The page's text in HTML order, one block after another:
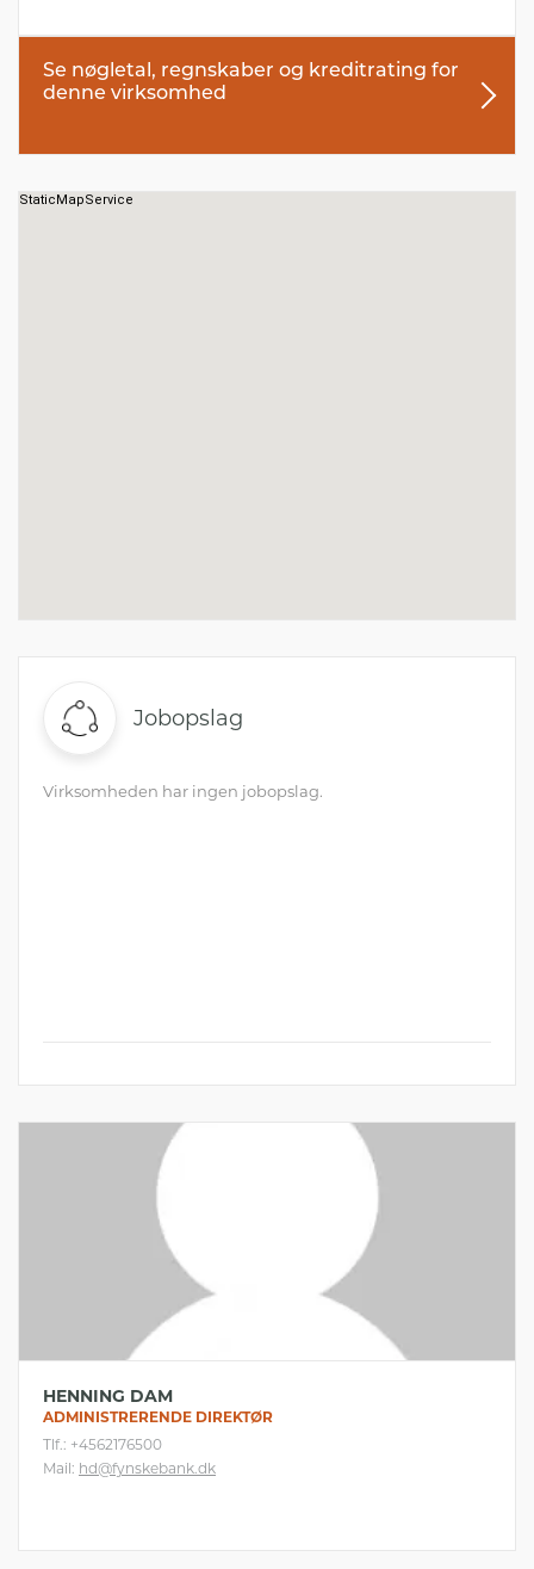
Se nøgletal, regnskaber og kreditrating for
denne virksomhed
Jobopslag
Virksomheden har ingen jobopslag.
HENNING DAM
ADMINISTRERENDE DIREKTØR
Tlf.: +4562176500
Mail: hd@fynskebank.dk